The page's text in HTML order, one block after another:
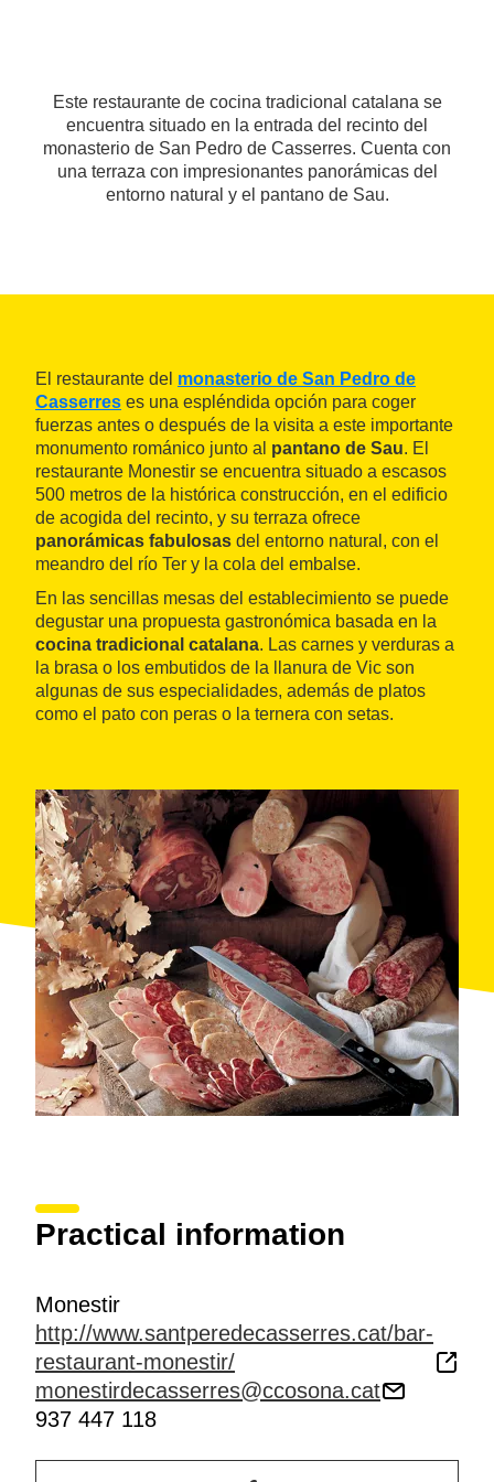
Este restaurante de cocina tradicional catalana se
encuentra situado en la entrada del recinto del
monasterio de San Pedro de Casserres. Cuenta con
una terraza con impresionantes panorámicas del
entorno natural y el pantano de Sau.
El restaurante del monasterio de San Pedro de
Casserres es una espléndida opción para coger
fuerzas antes o después de la visita a este importante
monumento románico junto al pantano de Sau. El
restaurante Monestir se encuentra situado a escasos
500 metros de la histórica construcción, en el edificio
de acogida del recinto, y su terraza ofrece
panorámicas fabulosas del entorno natural, con el
meandro del río Ter y la cola del embalse.
En las sencillas mesas del establecimiento se puede
degustar una propuesta gastronómica basada en la
cocina tradicional catalana. Las carnes y verduras a
la brasa o los embutidos de la llanura de Vic son
algunas de sus especialidades, además de platos
como el pato con peras o la ternera con setas.
Practical information
Monestir
http://www.santperedecasserres.cat/bar-
restaurant-monestir/
monestirdecasserres@ccosona.cat
937 447 118